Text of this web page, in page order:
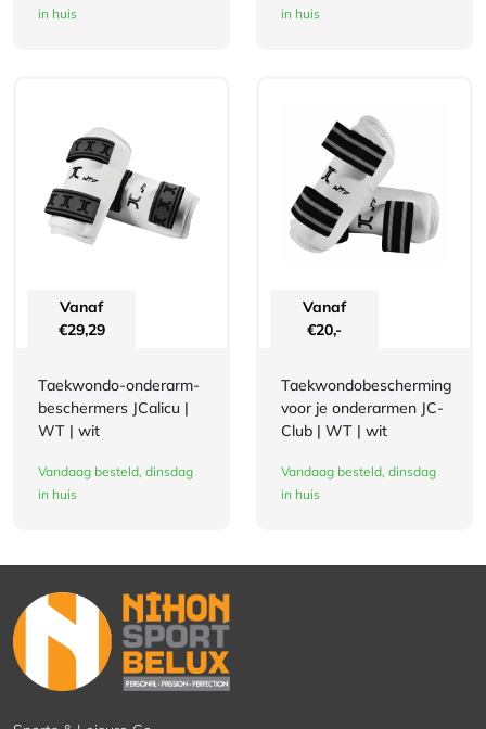
in huis
in huis
Vanaf
€29,29
Taekwondo-onderarm-
beschermers JCalicu |
WT | wit
Vandaag besteld, dinsdag
in huis
Vanaf
€20,-
Taekwondobescherming
voor je onderarmen JC-
Club | WT | wit
Vandaag besteld, dinsdag
in huis